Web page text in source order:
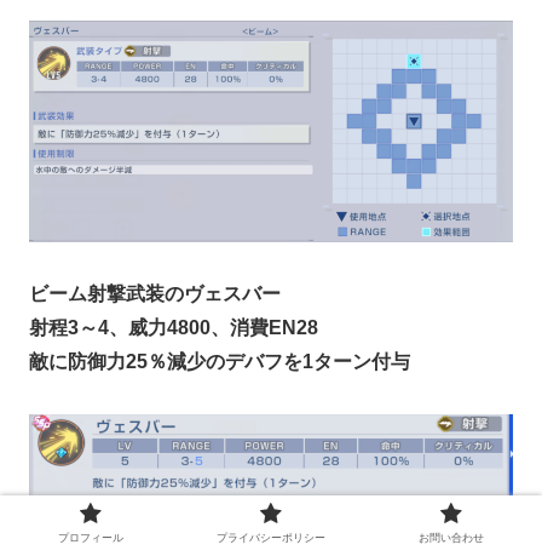
ビーム射撃武装のヴェスバー
射程3～4、威力4800、消費EN28
敵に防御力25％減少のデバフを1ターン付与
プロフィール プライバシーポリシー お問い合わせ